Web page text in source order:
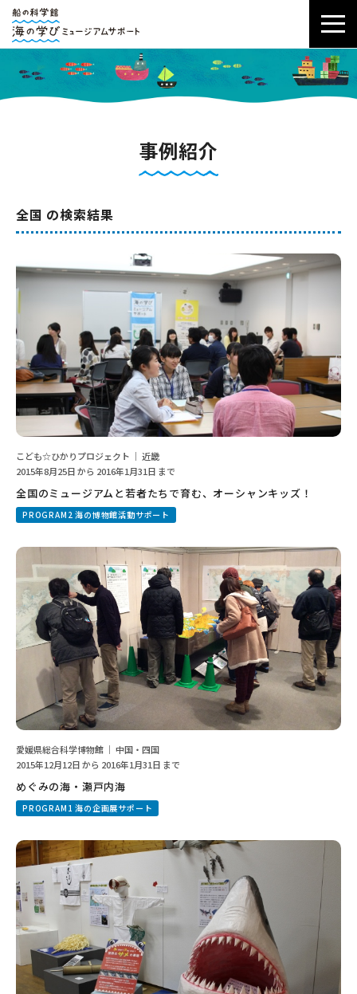
事例紹介
全国 の検索結果
こども☆ひかりプロジェクト ｜ 近畿
2015年8月25日 から 2016年1月31日 まで
全国のミュージアムと若者たちで育む、オーシャンキッズ！
PROGRAM2 海の博物館活動サポート
愛媛県総合科学博物館 ｜ 中国・四国
2015年12月12日 から 2016年1月31日 まで
めぐみの海・瀬戸内海
PROGRAM1 海の企画展サポート